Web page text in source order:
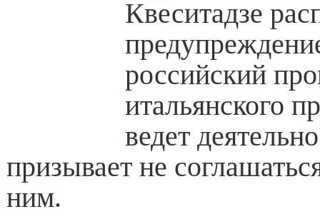
Квеситадзе
российский
итальянского
ведет
призывает не
ним.